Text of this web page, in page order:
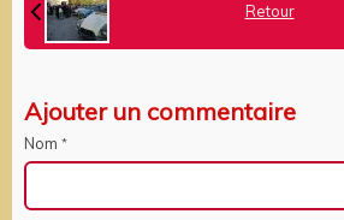
Retour
Ajouter un commentaire
Nom